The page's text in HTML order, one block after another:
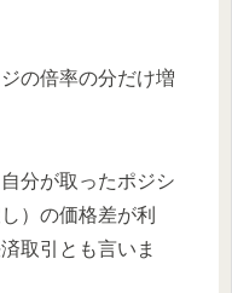
の倍率の分だけ増
分が取ったポジシ
）の価格差が利
取引とも言いま